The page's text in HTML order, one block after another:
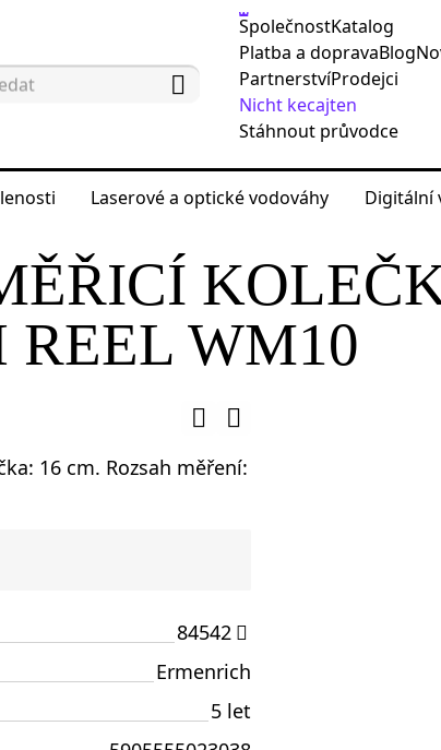
SpolečnostKatalog
Platba a dopravaBlog
PartnerstvíProdejci
Nicht kecajten
Stáhnout průvodce
Laserové a optické vodováhy Digitální
měření vzdálenosti Měřicí kolečka
REEL WM10
16 cm. Rozsah měření:
84542
Ermenrich
5 let